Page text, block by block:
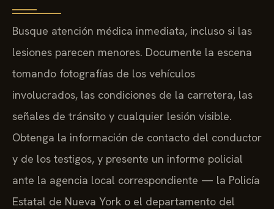
Busque atención médica inmediata, incluso si las
lesiones parecen menores. Documente la escena
tomando fotografías de los vehículos
involucrados, las condiciones de la carretera, las
señales de tránsito y cualquier lesión visible.
Obtenga la información de contacto del conductor
y de los testigos, y presente un informe policial
ante la agencia local correspondiente — la Policía
Estatal de Nueva York o el departamento del